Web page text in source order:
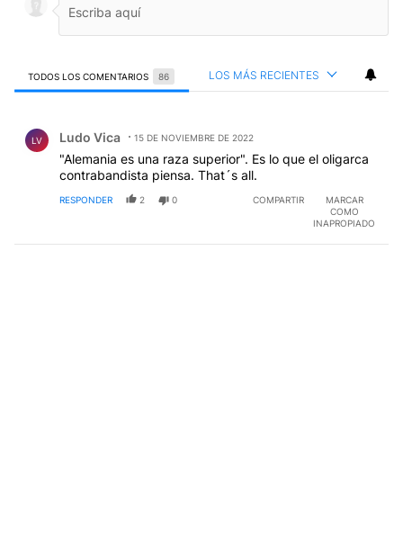
TODOS LOS COMENTARIOS 86 LOS MÁS RECIENTES
LV Ludo Vica 15 DE NOVIEMBRE DE 2022
"Alemania es una raza superior". Es lo que el oligarca
contrabandista piensa. That´s all.
RESPONDER 2 0 COMPARTIR
MARCAR
COMO
INAPROPIADO